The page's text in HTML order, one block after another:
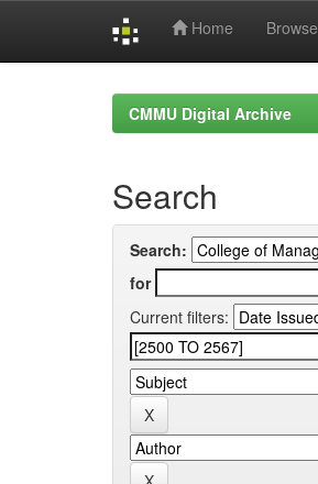
Home Browse
CMMU Digital Archive
Search
Search:
for
Current filters: